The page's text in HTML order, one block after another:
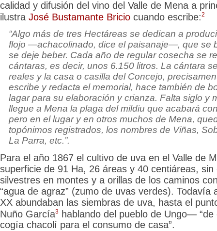
calidad y difusión del vino del Valle de Mena a
ilustra José Bustamante Bricio cuando escribe:2
“Algo más de tres Hectáreas se dedican a
flojo —achacolinado, dice el paisanaje—, que se
se deje beber. Cada año de regular cosecha se
cántaras, es decir, unos 6.150 litros. La cántara
reales y la casa o casilla del Concejo,
escribe y redacta el memorial, hace también de
lagar para su elaboración y crianza. Falta siglo y
llegue a Mena la plaga del mildiu que acabará
pero en el lugar y en otros muchos de Mena,
topónimos registrados, los nombres de Viñas,
La Parra, etc.”.
Para el año 1867 el cultivo de uva en el Valle de
superficie de 91 Ha, 26 áreas y 40 centiáreas, sin
silvestres en montes y a orillas de los caminos
“agua de agraz” (zumo de uvas verdes). Todavía
XX abundaban las siembras de uva, hasta el
Nuño García3 hablando del pueblo de Ungo— “de
cogía chacolí para el consumo de casa”.